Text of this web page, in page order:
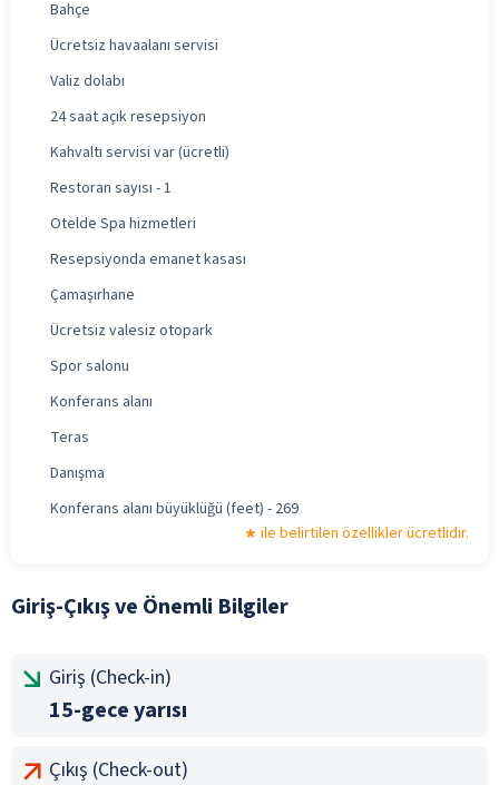
Bahçe
Ücretsiz havaalanı servisi
Valiz dolabı
24 saat açık resepsiyon
Kahvaltı servisi var (ücretli)
Restoran sayısı - 1
Otelde Spa hizmetleri
Resepsiyonda emanet kasası
Çamaşırhane
Ücretsiz valesiz otopark
Spor salonu
Konferans alanı
Teras
Danışma
Konferans alanı büyüklüğü (feet) - 269
ile belirtilen özellikler ücretlidir.
Giriş-Çıkış ve Önemli Bilgiler
Giriş (Check-in)
15-gece yarısı
Çıkış (Check-out)